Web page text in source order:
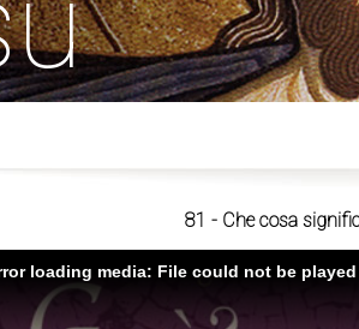
81 - Che cosa
loading media: File could not be played